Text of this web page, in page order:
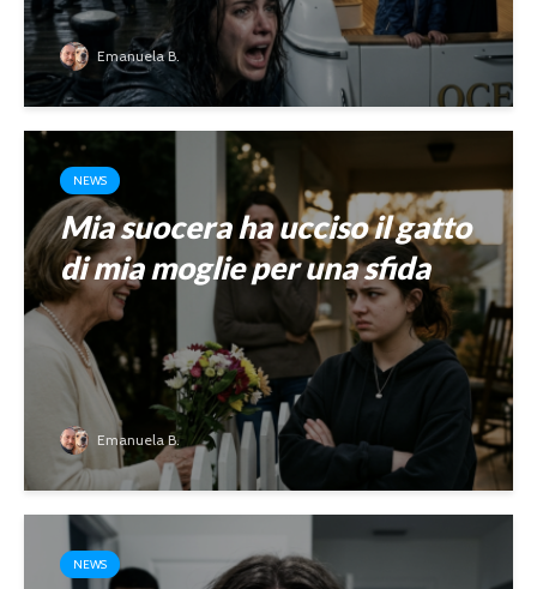
Emanuela B.
NEWS
Mia suocera ha ucciso il gatto
di mia moglie per una sfida
Emanuela B.
NEWS